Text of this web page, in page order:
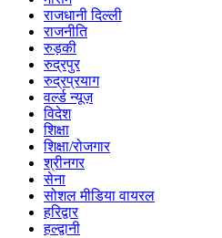
राजधानी दिल्ली
राजनीति
रुड़की
रुद्रपुर
रुद्रप्रयाग
वर्ल्ड न्यूज़
विदेश
शिक्षा
शिक्षा/रोजगार
श्रीनगर
सेना
सोशल मीडिया वायरल
हरिद्वार
हल्द्वानी